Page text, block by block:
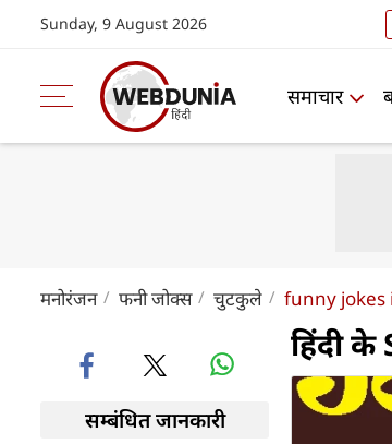
Sunday, 9 August 2026
समाचार
मनोरंजन फनी जोक्स चुटकुले funny jokes
सम्बंधित जानकारी
हिंदी